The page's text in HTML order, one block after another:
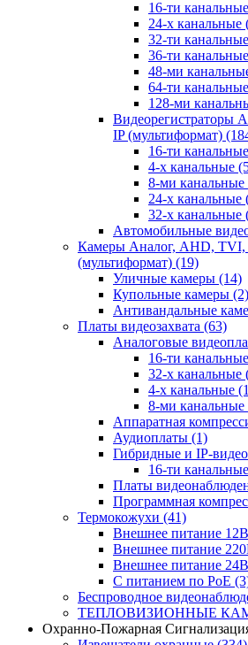
16-ти канальные
24-х канальные
32-ти канальные
36-ти канальные
48-ми
64-ти канальные
128-ми
Видеорегистраторы
IP (мультиформат)
16-ти канальные
4-х канальные
8-ми канальные
24-х канальные
32-х канальные
Автомобильные
Камеры Аналог, AHD,
(мультиформат) (19)
Уличные камеры (14)
Купольные камеры (2)
Антивандальные
Платы видеозахвата (63)
Аналоговые
16-ти канальные
32-х канальные
4-х канальные
8-ми канальные
Аппаратная
Аудиоплаты (1)
Гибридные и IP-
16-ти канальные
Платы
Программная
Термокожухи (41)
Внешнее питание 12В
Внешнее питание
Внешнее питание 24В
С питанием по PoE
Беспроводное
ТЕПЛОВИЗИОННЫЕ
Охранно-Пожарная